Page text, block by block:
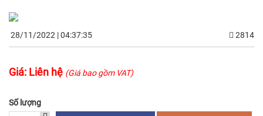
28/11/2022 | 04:37:35 2814
Giá: Liên hệ (Giá bao gồm VAT)
Số lượng